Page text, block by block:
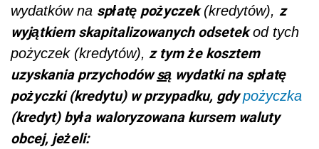
wydatków na spłatę pożyczek(kredytów), z
wyjątkiem skapitalizowanych odsetekod tych
pożyczek (kredytów), z tym że kosztem
uzyskania przychodówsą wydatki na spłatę
pożyczki (kredytu) w przypadku, gdypożyczka
(kredyt) była waloryzowana kursem waluty
obcej, jeżeli: